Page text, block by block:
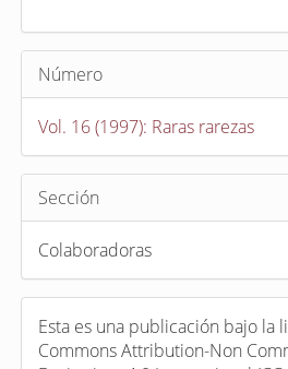
Número
Vol. 16 (1997): Raras rarezas
Sección
Colaboradoras
Esta es una publicación bajo la
Commons Attribution-Non